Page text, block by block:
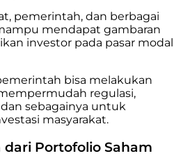
pemerintah, dan berbagai
mendapat gambaran
investor pada pasar modal
bisa melakukan
regulasi,
sebagainya untuk
masyarakat.
dari Portofolio Saham